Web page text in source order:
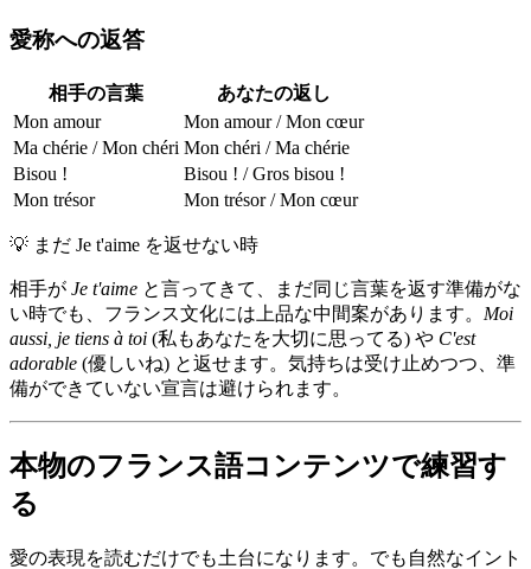
愛称への返答
相手の言葉
あなたの返し
Mon amour
Mon amour / Mon cœur
Ma chérie / Mon chéri Mon chéri / Ma chérie
Bisou !
Bisou ! / Gros bisou !
Mon trésor
Mon trésor / Mon cœur
💡 まだ Je t'aime を返せない時
相手が Je t'aime と言ってきて、まだ同じ言葉を返す準備がな
い時でも、フランス文化には上品な中間案があります。 Moi
aussi, je tiens à toi (私もあなたを大切に思ってる) や C'est
adorable (優しいね) と返せます。気持ちは受け止めつつ、準
備ができていない宣言は避けられます。
本物のフランス語コンテンツで練習す
る
愛の表現を読むだけでも土台になります。でも自然なイント